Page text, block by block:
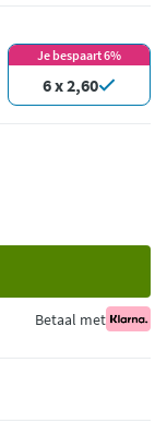
Je bespaart 6%
6 x 2,60
Betaal met